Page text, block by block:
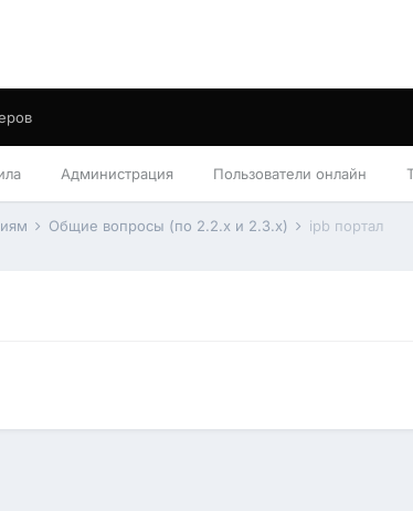
Администрация Пользователи онлайн
Общие вопросы (по 2.2.x и 2.3.x) ipb портал